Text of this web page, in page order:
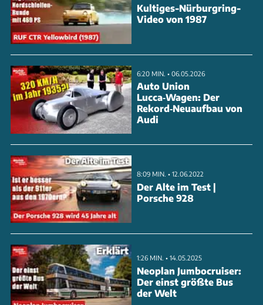
ANZEIGE
Kultiges-Nürburgring-
Video von 1987
6:20 MIN. • 06.05.2026
Auto Union
Lucca‑Wagen: Der
Rekord‑Neuaufbau von
Audi
8:09 MIN. • 12.06.2022
Der Alte im Test |
Porsche 928
1:26 MIN. • 14.05.2025
Neoplan Jumbocruiser:
Der einst größte Bus
der Welt